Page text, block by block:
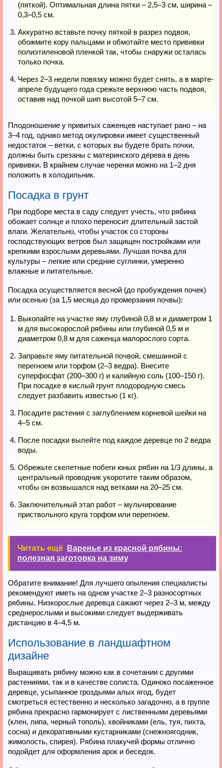
(пяткой). Оптимальная длина пятки – 2,5–3 см, ширина –
0,3–0,5 см.
Аккуратно вставьте почку пяткой в разрез подвоя,
обожмите кору пальцами и обмотайте место прививки
полиэтиленовой пленкой так, чтобы снаружи осталась
только почка.
Через 2–3 недели повязку можно будет снять, а в марте-
апреле будущего года срежьте верхнюю часть подвоя,
оставив над почкой шип высотой 5–7 см.
Плодоношение у привитых саженцев наступает рано – на
3–4 год, однако метод окулировки имеет существенный
недостаток – ветки, с которых вы будете брать почки,
должны быть срезаны с материнского дерева в день
прививки. В крайнем случае черенки можно на 1–2 дня
положить в холодильник.
Посадка в грунт
При подборе места в саду следует учесть, что рябина
обожает солнце и плохо переносит длительный застой
влаги. Желательно, чтобы участок со стороны
господствующих ветров был защищен постройками или
крепкими взрослыми деревьями. Лучшая почва для
культуры – легкие или средние суглинки, умеренно
влажные и питательные.
Посадка осуществляется весной (до пробуждения почек)
или осенью (за 1,5 месяца до промерзания почвы):
Выкопайте на участке яму глубиной 0,8 м и диаметром 1
м для высокорослой рябины или глубиной 0,5 м и
диаметром 0,8 м для саженца малорослого сорта.
Заправьте яму питательной почвой, смешанной с
перегноем или торфом (2–3 ведра). Внесите
суперфосфат (200–300 г) и калийную соль (100–150 г).
При посадке в кислый грунт плодородную смесь
следует разбавить известью (1 кг).
Посадите растения с заглублением корневой шейки на
4–5 см.
После посадки вылейте под каждое деревце по 2 ведра
воды.
Обрежьте скелетные побеги юных рябин на 1/3 длины, а
центральный проводник укоротите таким образом,
чтобы он возвышался над ветками на 20–25 см.
Заключительный этап работ – мульчирование
приствольного круга торфом или перегноем.
Читать ещё
Варенье из красной рябины:
полезная заготовка на зиму
Обратите внимание! Для лучшего опыления специалисты
рекомендуют иметь на одном участке 2–3 разносортных
рябины. Низкорослые деревца сажают через 2–3 м, между
среднерослыми и высокими следует выдерживать
дистанцию в 4–4,5 м.
Использование в ландшафтном
дизайне
Выращивать рябину можно как в сочетании с другими
растениями, так и в качестве солиста. Одиноко посаженное
деревце, усыпанное гроздьями алых ягод, будет
смотреться естественно и несколько загадочно, а в группе
рябина прекрасно гармонирует с лиственными деревьями
(клен, липа, черный тополь), хвойниками (ель, туя, пихта,
сосна) и декоративными кустарниками (снежноягодник,
жимолость, спирея). Рябина плакучей формы отлично
подойдет для оформления арок и беседок.